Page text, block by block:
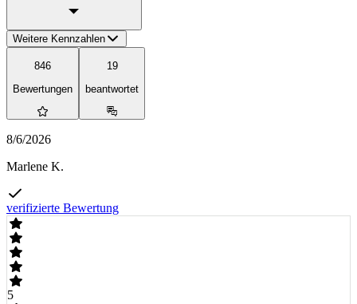
Weitere Kennzahlen
846
Bewertungen
19
beantwortet
8/6/2026
Marlene K.
verifizierte Bewertung
5